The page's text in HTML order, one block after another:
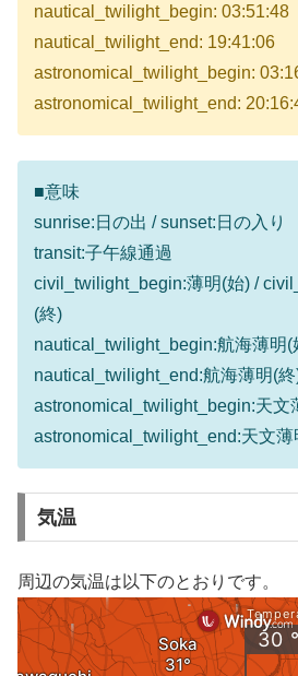
nautical_twilight_begin: 03:51:48
nautical_twilight_end: 19:41:06
astronomical_twilight_begin:
astronomical_twilight_end:
■意味
sunrise:日の出 / sunset:日の入り
transit:子午線通過
civil_twilight_begin:薄明(始) /
(終)
nautical_twilight_begin:航海薄明(
nautical_twilight_end:航海薄明(
astronomical_twilight_begin:天文
astronomical_twilight_end:天文薄
気温
周辺の気温は以下のとおりです。